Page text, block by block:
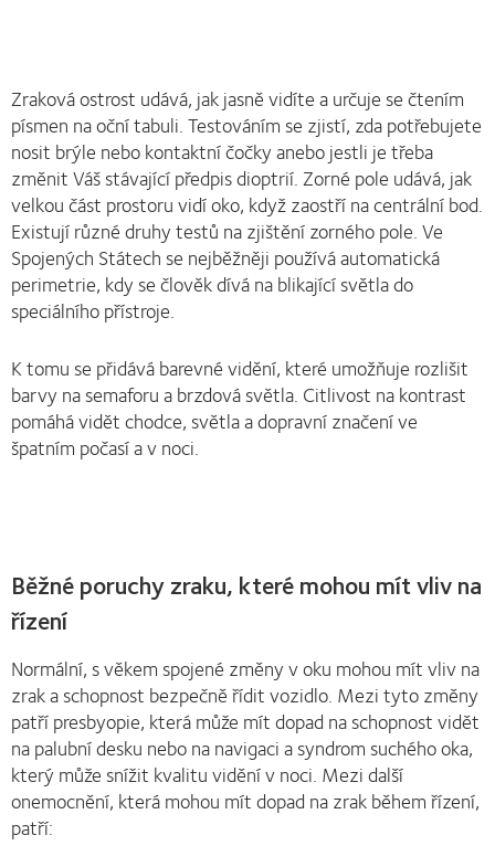
Zraková ostrost udává, jak jasně vidíte a určuje se čtením
písmen na oční tabuli. Testováním se zjistí, zda potřebujete
nosit brýle nebo kontaktní čočky anebo jestli je třeba
změnit Váš stávající předpis dioptrií. Zorné pole udává, jak
velkou část prostoru vidí oko, když zaostří na centrální bod.
Existují různé druhy testů na zjištění zorného pole. Ve
Spojených Státech se nejběžněji používá automatická
perimetrie, kdy se člověk dívá na blikající světla do
speciálního přístroje.
K tomu se přidává barevné vidění, které umožňuje rozlišit
barvy na semaforu a brzdová světla. Citlivost na kontrast
pomáhá vidět chodce, světla a dopravní značení ve
špatním počasí a v noci.
Běžné poruchy zraku, které mohou mít vliv na
řízení
Normální, s věkem spojené změny v oku mohou mít vliv na
zrak a schopnost bezpečně řídit vozidlo. Mezi tyto změny
patří presbyopie, která může mít dopad na schopnost vidět
na palubní desku nebo na navigaci a syndrom suchého oka,
který může snížit kvalitu vidění v noci. Mezi další
onemocnění, která mohou mít dopad na zrak během řízení,
patří: